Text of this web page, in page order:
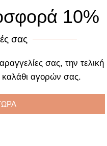
10%
σας
σας, την τελική
καλάθι αγορών σας.